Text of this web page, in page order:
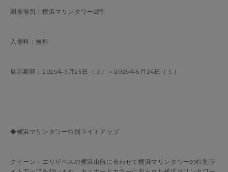
開催場所：横浜マリンタワー2階
入場料：無料
展示期間：2025年3月29日（土）～2025年5月24日（土）
◆横浜マリンタワー特別ライトアップ
クイーン・エリザベスの横浜出航に合わせて横浜マリンタワーの特別ラ